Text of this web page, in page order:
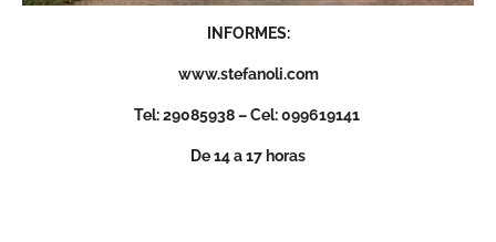
INFORMES:
www.stefanoli.com
Tel: 29085938 – Cel: 099619141
De 14 a 17 horas